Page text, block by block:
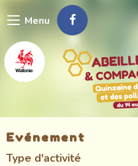
au
principal
Menu
Evénement
Type d'activité